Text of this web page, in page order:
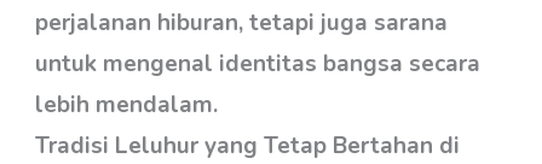
perjalanan hiburan, tetapi juga sarana
untuk mengenal identitas bangsa secara
lebih mendalam.
Tradisi Leluhur yang Tetap Bertahan di